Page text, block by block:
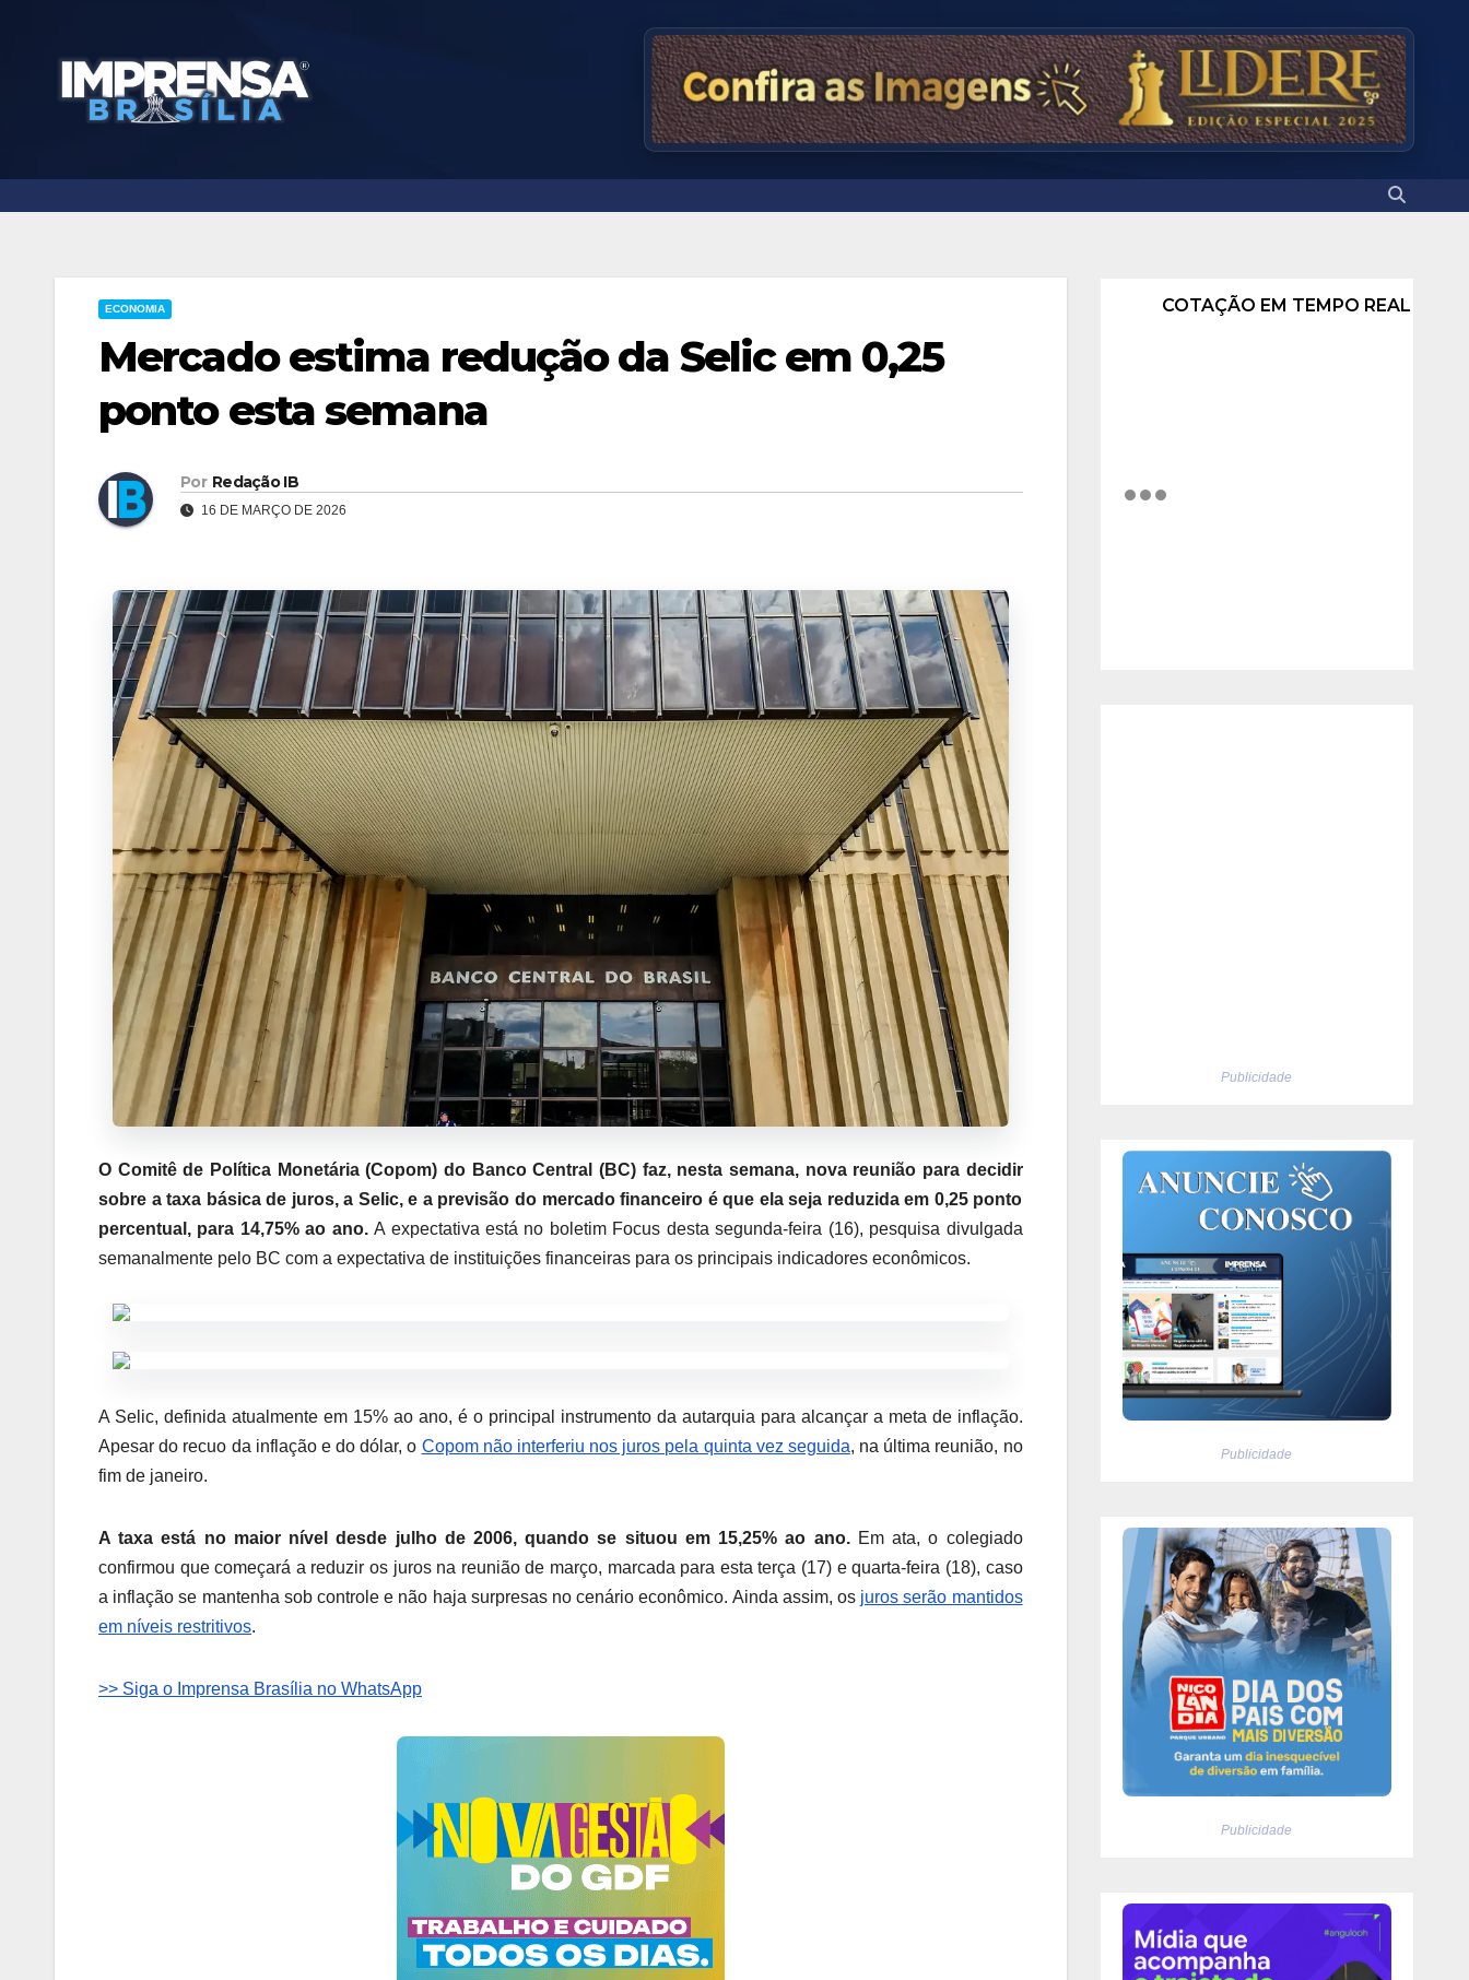
ECONOMIA
Mercado estima redução da Selic em 0,25
ponto esta semana
Por Redação IB
16 DE MARÇO DE 2026
O Comitê de Política Monetária (Copom) do Banco Central (BC) faz, nesta semana, nova reunião para decidir
sobre a taxa básica de juros, a Selic, e a previsão do mercado financeiro é que ela seja reduzida em 0,25 ponto
percentual, para 14,75% ao ano.A expectativa está no boletim Focus desta segunda-feira (16), pesquisa divulgada
semanalmente pelo BC com a expectativa de instituições financeiras para os principais indicadores econômicos.
A Selic, definida atualmente em 15% ao ano, é o principal instrumento da autarquia para alcançar a meta de inflação.
Apesar do recuo da inflação e do dólar, o Copom não interferiu nos juros pela quinta vez seguida, na última reunião, no
fim de janeiro.
A taxa está no maior nível desde julho de 2006, quando se situou em 15,25% ao ano.Em ata, o colegiado
confirmou que começará a reduzir os juros na reunião de março, marcada para esta terça (17) e quarta-feira (18), caso
a inflação se mantenha sob controle e não haja surpresas no cenário econômico. Ainda assim, os juros serão mantidos
em níveis restritivos.
>> Siga o Imprensa Brasília no WhatsApp
COTAÇÃO EM TEMPO REAL
Publicidade
Publicidade
Publicidade